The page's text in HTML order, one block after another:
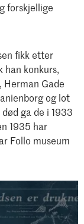
forskjellige
fikk etter
han konkurs,
Herman Gade
og lot
ga de i 1933
1935 har
Follo museum